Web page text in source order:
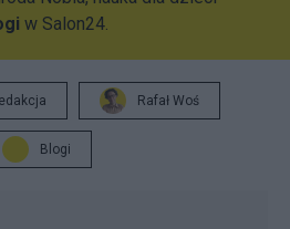
w Salon24.
Rafał Woś
Blogi